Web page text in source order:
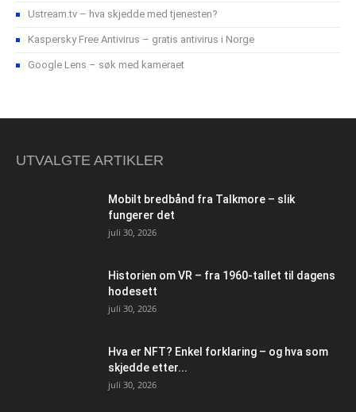
Ustream.tv – hva skjedde med tjenesten?
Kaspersky Free Antivirus – gratis antivirus i Norge
Google Lens – søk med kameraet
UTVALGTE ARTIKLER
Mobilt bredbånd fra Talkmore – slik
fungerer det
juli 30, 2026
Historien om VR – fra 1960-tallet til dagens
hodesett
juli 30, 2026
Hva er NFT? Enkel forklaring – og hva som
skjedde etter...
juli 30, 2026